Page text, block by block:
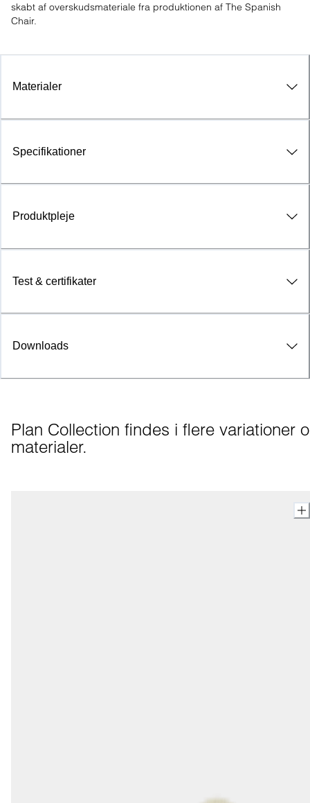
skabt af overskudsmateriale fra produktionen af The Spanish
Chair.
Materialer
Specifikationer
Produktpleje
Test & certifikater
Downloads
Plan Collection findes i flere variationer
materialer.